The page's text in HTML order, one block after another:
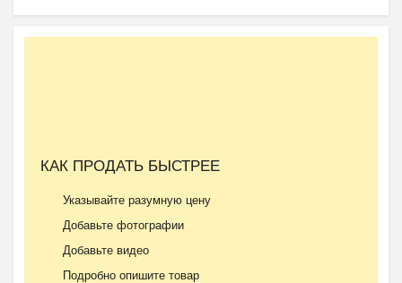
КАК ПРОДАТЬ БЫСТРЕЕ
Указывайте разумную цену
Добавьте фотографии
Добавьте видео
Подробно опишите товар